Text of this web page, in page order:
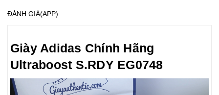
ĐÁNH GIÁ(APP)
Giày Adidas Chính Hãng
Ultraboost S.RDY EG0748